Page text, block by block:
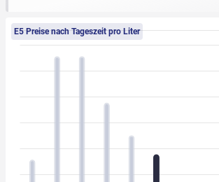
E5 Preise nach Tageszeit pro Liter